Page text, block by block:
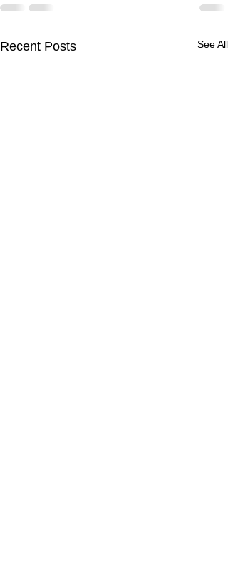
Recent Posts See All